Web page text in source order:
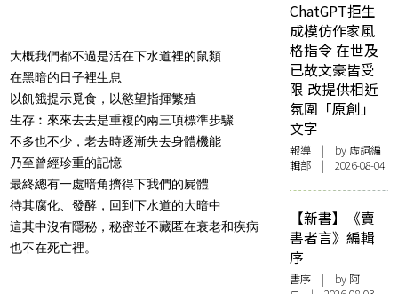
大概我們都不過是活在下水道裡的鼠類
在黑暗的日子裡生息
以飢餓提示覓食，以慾望指揮繁殖
生存︰來來去去是重複的兩三項標準步驟
不多也不少，老去時逐漸失去身體機能
乃至曾經珍重的記憶
最終總有一處暗角擠得下我們的屍體
待其腐化、發酵，回到下水道的大暗中
這其中沒有隱秘，秘密並不藏匿在衰老和疾病
也不在死亡裡。
ChatGPT拒生
成模仿作家風
格指令 在世及
已故文豪皆受
限 改提供相近
氛圍「原創」
文字
報導 | by 虛詞編
輯部 | 2026-08-04
【新書】《賣
書者言》編輯
序
書序 | by 阿